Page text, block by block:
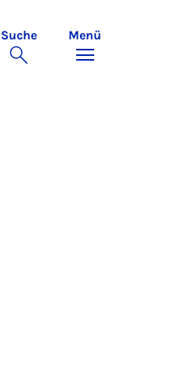
Suche Menü